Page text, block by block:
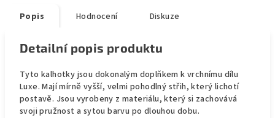
Popis Hodnocení Diskuze
Detailní popis produktu
Tyto kalhotky jsou dokonalým doplňkem k vrchnímu dílu
Luxe. Mají mírně vyšší, velmi pohodlný střih, který lichotí
postavě. Jsou vyrobeny z materiálu, který si zachovává
svoji pružnost a sytou barvu po dlouhou dobu.